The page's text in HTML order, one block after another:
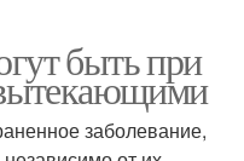
быть при
заболевание,